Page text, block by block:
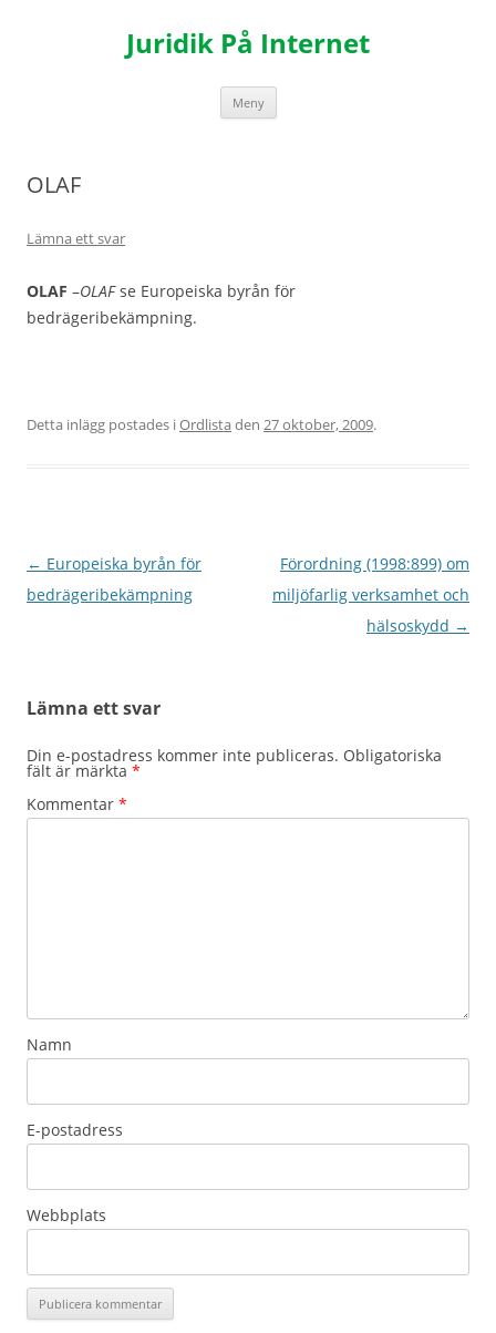
Juridik På Internet
Meny
OLAF
Lämna ett svar
OLAF –OLAFse Europeiska byrån för
bedrägeribekämpning.
Detta inlägg postades iOrdlistaden 27 oktober, 2009.
Inläggsnavigering
← Europeiska byrån för
bedrägeribekämpning
Förordning (1998:899) om
miljöfarlig verksamhet och
hälsoskydd →
Lämna ett svar
Din e-postadress kommer inte publiceras. Obligatoriska
fält är märkta *
Kommentar *
Namn
E-postadress
Webbplats